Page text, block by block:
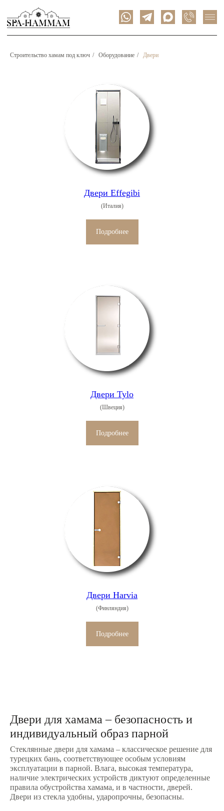
Строительство хамам под ключ / Оборудование / Двери
Двери Effegibi
(Италия)
Подробнее
Двери Tylo
(Швеция)
Подробнее
Двери Harvia
(Финляндия)
Подробнее
Двери для хамама – безопасность и
индивидуальный образ парной
Стеклянные двери для хамама – классическое решение для
турецких бань, соответствующее особым условиям
эксплуатации в парной. Влага, высокая температура,
наличие электрических устройств диктуют определенные
правила обустройства хамама, и в частности, дверей.
Двери из стекла удобны, ударопрочны, безопасны.